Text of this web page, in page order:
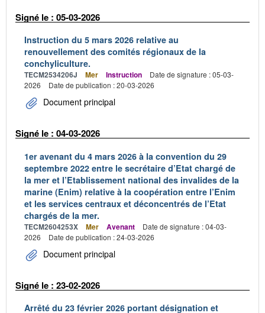
Signé le : 05-03-2026
Instruction du 5 mars 2026 relative au
renouvellement des comités régionaux de la
conchyliculture.
TECM2534206J Mer Instruction
Date de signature : 05-03-
2026
Date de publication : 20-03-2026
Document principal
Signé le : 04-03-2026
1er avenant du 4 mars 2026 à la convention du 29
septembre 2022 entre le secrétaire d’Etat chargé de
la mer et l’Etablissement national des invalides de la
marine (Enim) relative à la coopération entre l’Enim
et les services centraux et déconcentrés de l’Etat
chargés de la mer.
TECM2604253X Mer Avenant
Date de signature : 04-03-
2026
Date de publication : 24-03-2026
Document principal
Signé le : 23-02-2026
Arrêté du 23 février 2026 portant désignation et